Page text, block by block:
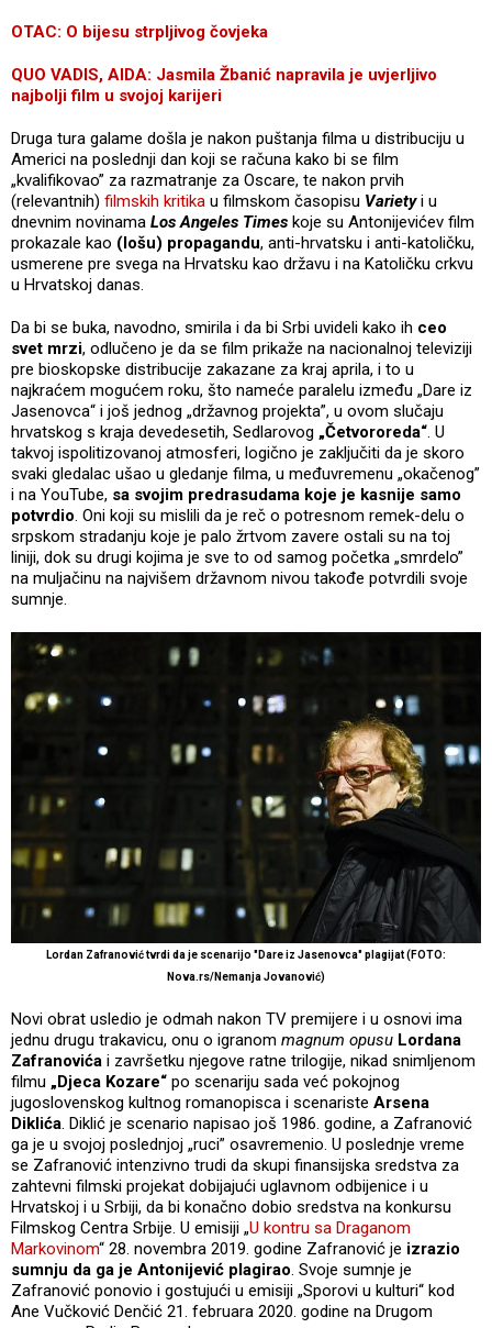
OTAC: O bijesu strpljivog čovjeka
QUO VADIS, AIDA: Jasmila Žbanić napravila je uvjerljivo
najbolji film u svojoj karijeri
Druga tura galame došla je nakon puštanja filma u distribuciju u
Americi na poslednji dan koji se računa kako bi se film
„kvalifikovao” za razmatranje za Oscare, te nakon prvih
(relevantnih) filmskih kritika u filmskom časopisu Varietyi u
dnevnim novinama Los Angeles Times koje su Antonijevićev film
prokazale kao (lošu) propagandu, anti-hrvatsku i anti-katoličku,
usmerene pre svega na Hrvatsku kao državu i na Katoličku crkvu
u Hrvatskoj danas.
Da bi se buka, navodno, smirila i da bi Srbi uvideli kako ih ceo
svet mrzi, odlučeno je da se film prikaže na nacionalnoj televiziji
pre bioskopske distribucije zakazane za kraj aprila, i to u
najkraćem mogućem roku, što nameće paralelu između „Dare iz
Jasenovca“ i još jednog „državnog projekta”, u ovom slučaju
hrvatskog s kraja devedesetih, Sedlarovog „Četvororeda“. U
takvoj ispolitizovanoj atmosferi, logično je zaključiti da je skoro
svaki gledalac ušao u gledanje filma, u međuvremenu „okačenog”
i na YouTube, sa svojim predrasudama koje je kasnije samo
potvrdio. Oni koji su mislili da je reč o potresnom remek-delu o
srpskom stradanju koje je palo žrtvom zavere ostali su na toj
liniji, dok su drugi kojima je sve to od samog početka „smrdelo”
na muljačinu na najvišem državnom nivou takođe potvrdili svoje
sumnje.
Lordan Zafranović tvrdi da je scenarijo "Dare iz Jasenovca" plagijat (FOTO:
Nova.rs/Nemanja Jovanović)
Novi obrat usledio je odmah nakon TV premijere i u osnovi ima
jednu drugu trakavicu, onu o igranom magnum opusu Lordana
Zafranovića i završetku njegove ratne trilogije, nikad snimljenom
filmu „Djeca Kozare“ po scenariju sada već pokojnog
jugoslovenskog kultnog romanopisca i scenariste Arsena
Diklića. Diklić je scenario napisao još 1986. godine, a Zafranović
ga je u svojoj poslednjoj „ruci” osavremenio. U poslednje vreme
se Zafranović intenzivno trudi da skupi finansijska sredstva za
zahtevni filmski projekat dobijajući uglavnom odbijenice i u
Hrvatskoj i u Srbiji, da bi konačno dobio sredstva na konkursu
Filmskog Centra Srbije. U emisiji „U kontru sa Draganom
Markovinom“ 28. novembra 2019. godine Zafranović je izrazio
sumnju da ga je Antonijević plagirao. Svoje sumnje je
Zafranović ponovio i gostujući u emisiji „Sporovi u kulturi“ kod
Ane Vučković Denčić 21. februara 2020. godine na Drugom